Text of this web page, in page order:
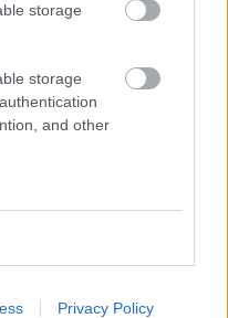
storage
storage
and other
Privacy Policy
megyében: egyre
Szijjártó
3 év letöltendőt kaphat és
részlegesen